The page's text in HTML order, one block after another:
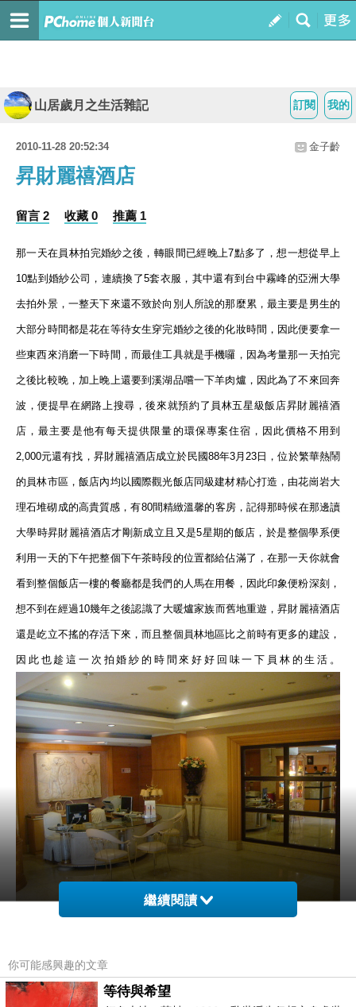
我的
訂閱
山居歲月之生活雜記
2010-11-28 20:52:34 金子齡
昇財麗禧酒店
留言 2 收藏 0 推薦 1
那一天在員林拍完婚紗之後，轉眼間已經晚上7點多了，想一想從早上
10點到婚紗公司，連續換了5套衣服，其中還有到台中霧峰的亞洲大學
去拍外景，一整天下來還不致於向別人所說的那麼累，最主要是男生的
大部分時間都是花在等待女生穿完婚紗之後的化妝時間，因此便要拿一
些東西來消磨一下時間，而最佳工具就是手機囉，因為考量那一天拍完
之後比較晚，加上晚上還要到溪湖品嚐一下羊肉爐，因此為了不來回奔
波，便提早在網路上搜尋，後來就預約了員林五星級飯店昇財麗禧酒
店，最主要是他有每天提供限量的環保專案住宿，因此價格不用到
2,000元還有找， 昇財麗禧酒店成立於民國88年3月23日，位於繁華熱鬧
的員林市區，飯店內均以國際觀光飯店同級建材精心打造，由花崗岩大
理石堆砌成的高貴質感，有80間精緻溫馨的客房，記得那時候在那邊讀
大學時昇財麗禧酒店才剛新成立且又是5星期的飯店，於是整個學系便
利用一天的下午把整個下午茶時段的位置都給佔滿了，在那一天你就會
看到整個飯店一樓的餐廳都是我們的人馬在用餐，因此印象便粉深刻，
想不到在經過10幾年之後認識了大暖爐家族而舊地重遊，昇財麗禧酒店
還是屹立不搖的存活下來，而且整個員林地區比之前時有更多的建設，
因此也趁這一次拍婚紗的時間來好好回味一下員林的生活。
不會有壓力的感覺，眼前出現的服務台是一樓用餐時所提供服務的地
方，然而如果要入住的話，就是在隔壁的訂房組有專人幫你服務，因為
繼續閱讀
你可能感興趣的文章
等待與希望